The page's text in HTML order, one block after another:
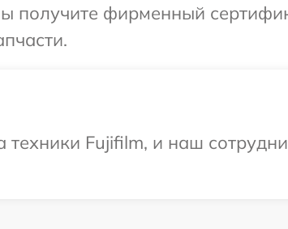
получите фирменный
Fujifilm, и наш